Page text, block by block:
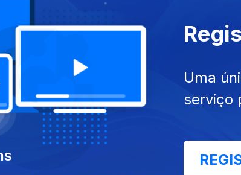
com uma entrevista ao compositor
por música do compositor e maestro.
Rua, compositor que apresentou no
Sound no passado mês de Setembro,
Uma
serviço